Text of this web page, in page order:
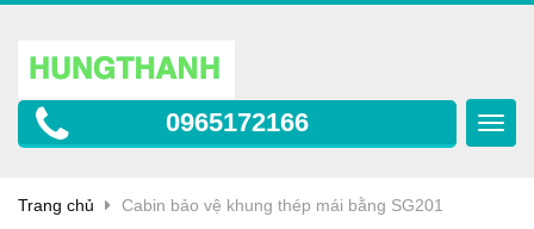
0965172166
Trang chủ Cabin bảo vệ khung thép mái bằng SG201